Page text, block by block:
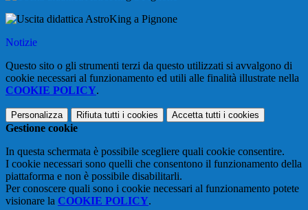
Notizie
Questo sito o gli strumenti terzi da questo utilizzati si avvalgono di
cookie necessari al funzionamento ed utili alle finalità illustrate nella
COOKIE POLICY.
Personalizza Rifiuta tutti i cookies Accetta tutti i cookies
Gestione cookie
In questa schermata è possibile scegliere quali cookie consentire.
I cookie necessari sono quelli che consentono il funzionamento della
piattaforma e non è possibile disabilitarli.
Per conoscere quali sono i cookie necessari al funzionamento potete
visionare la COOKIE POLICY.